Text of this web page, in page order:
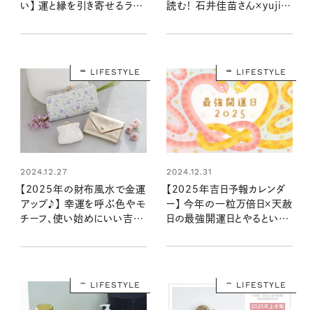
い】 運と縁を引き寄せるラブ
読む！ 石井佳苗さん×yujiさ
ア
LIFESTYLE
2024.12.27
【2025年の財布風水で金運
アップ♪】 幸運を呼ぶ色やモ
チーフ、使い始めにいい吉日
チ！
LIFESTYLE
2024.12.31
【2025年吉日予報カレンダ
ー】 今年の一粒万倍日×天赦
日の最強開運日とやるといい
LIFESTYLE LIFESTYLE